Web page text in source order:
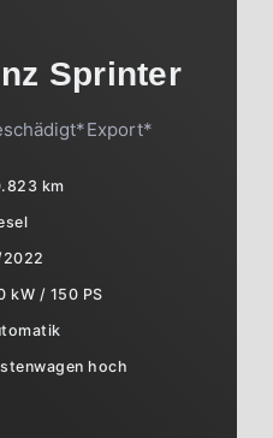
Sprinter
km
2022
kW / 150 PS
hoch